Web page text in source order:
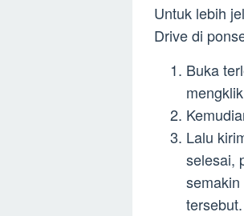
Untuk lebih
Drive di
Buka
Lalu
selesai,
tersebut.